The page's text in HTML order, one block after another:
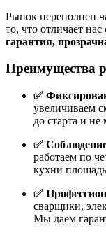
Рынок переполнен
то, что отличает нас
гарантия,
Преимущества
✅
увеличиваем
до старта и не
✅
работаем по
кухни
✅
сварщики,
Мы даем